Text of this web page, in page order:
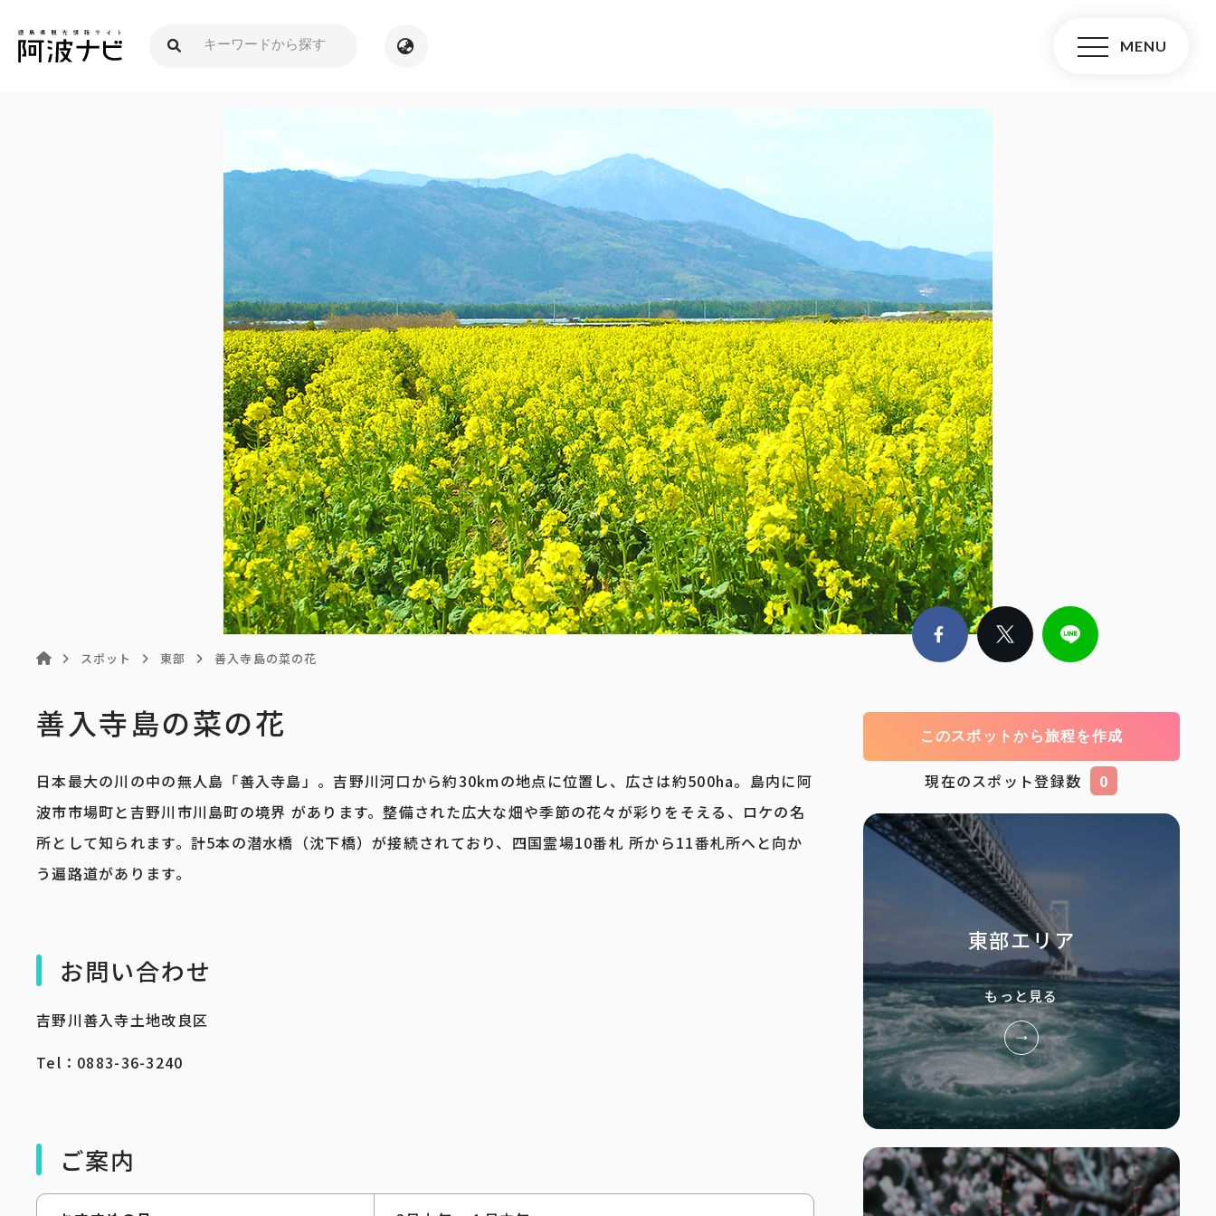
スポット 東部 善入寺島の菜の花
善入寺島の菜の花
日本最大の川の中の無人島「善入寺島」。吉野川河口から約30kmの地点に位置し、広さは約500ha。島内に阿
波市市場町と吉野川市川島町の境界 があります。整備された広大な畑や季節の花々が彩りをそえる、ロケの名
所として知られます。計5本の潜水橋（沈下橋）が接続されており、四国霊場10番札 所から11番札所へと向か
う遍路道があります。
お問い合わせ
吉野川善入寺土地改良区
Tel：0883-36-3240
ご案内
このスポットから旅程を作成
現在のスポット登録数 0
東部エリア
もっと見る